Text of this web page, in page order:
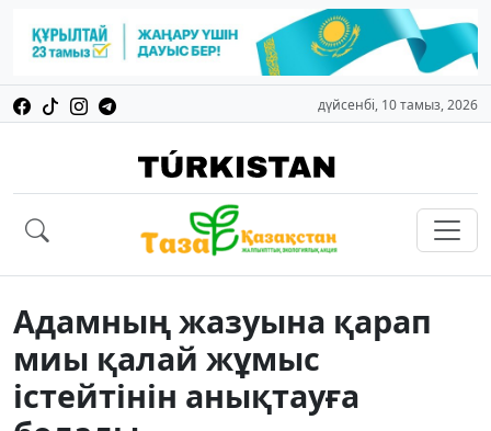
дүйсенбі, 10 тамыз, 2026
Адамның жазуына қарап
миы қалай жұмыс
істейтінін анықтауға